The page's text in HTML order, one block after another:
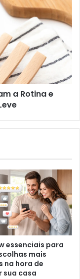
a Rotina e
essenciais para
mais
na hora de
sua casa